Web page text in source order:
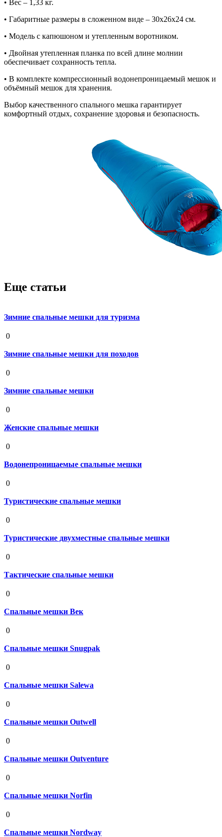
• Вес – 1,33 кг.
• Габаритные размеры в сложенном виде – 30x26x24 см.
• Модель с капюшоном и утепленным воротником.
• Двойная утепленная планка по всей длине молнии
обеспечивает сохранность тепла.
• В комплекте компрессионный водонепроницаемый мешок и
объёмный мешок для хранения.
Выбор качественного спального мешка гарантирует
комфортный отдых, сохранение здоровья и безопасность.
Еще статьи
Зимние спальные мешки для туризма
0
Зимние спальные мешки для походов
0
Зимние спальные мешки
0
Женские спальные мешки
0
Водонепроницаемые спальные мешки
0
Туристические спальные мешки
0
Туристические двухместные спальные мешки
0
Тактические спальные мешки
0
Спальные мешки Век
0
Спальные мешки Snugpak
0
Спальные мешки Salewa
0
Спальные мешки Outwell
0
Спальные мешки Outventure
0
Спальные мешки Norfin
0
Спальные мешки Nordway